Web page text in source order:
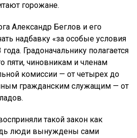
горожане.
Александр Беглов и его
надбавку «за особые условия
Градоначальнику полагается
пяти, чиновникам и членам
комиссии — от четырех до
гражданским служащим — от
такой закон как
люди вынуждены сами